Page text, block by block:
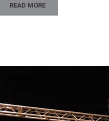
READ MORE